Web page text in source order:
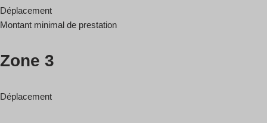
Déplacement
Montant minimal de prestation
Zone 3
Déplacement